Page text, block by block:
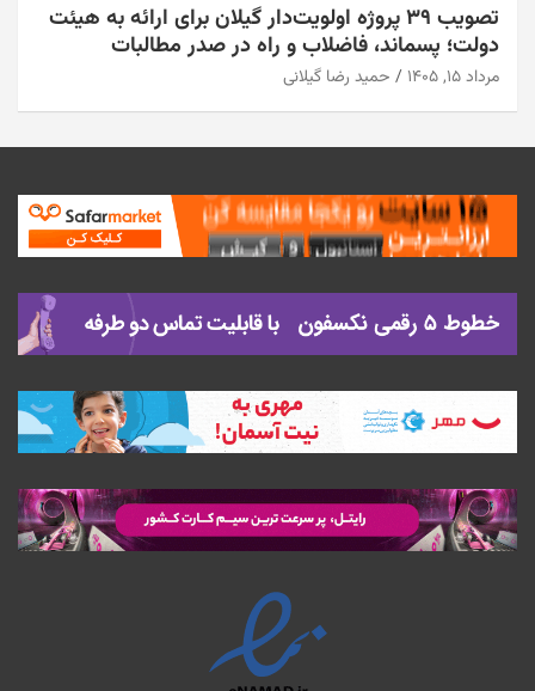
تصویب ۳۹ پروژه اولویت‌دار گیلان برای ارائه به هیئت
دولت؛ پسماند، فاضلاب و راه در صدر مطالبات
مرداد ۱۵, ۱۴۰۵ حمید رضا گیلانی